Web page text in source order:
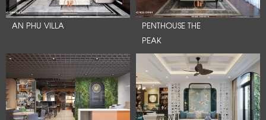
AN PHU VILLA
PENTHOUSE THE
PEAK